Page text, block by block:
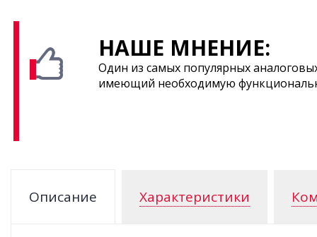
НАШЕ МНЕНИЕ:
Один из самых популярных
имеющий необходимую
Описание Характеристики